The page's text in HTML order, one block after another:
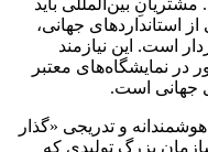
استانداردهای جهانی،
است. این نیازمند
نمایشگاه‌های معتبر
جهانی است.
و تدریجی «گذار
بزرگ تولیدی که